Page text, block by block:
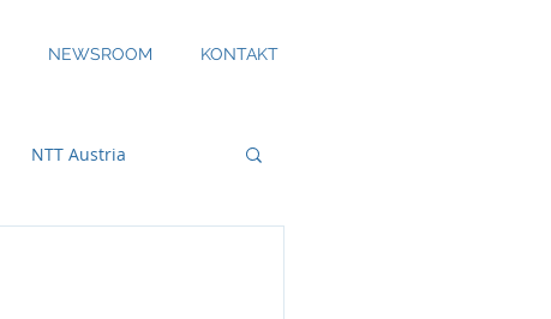
NEWSROOM KONTAKT
NTT Austria